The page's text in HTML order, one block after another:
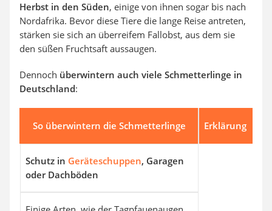
Herbst in den Süden, einige von ihnen sogar bis nach
Nordafrika. Bevor diese Tiere die lange Reise antreten,
stärken sie sich an überreifem Fallobst, aus dem sie
den süßen Fruchtsaft aussaugen.
Dennoch überwintern auch viele Schmetterlinge in
Deutschland:
So überwintern die Schmetterlinge Erklärung
Schutz in Geräteschuppen, Garagen
oder Dachböden